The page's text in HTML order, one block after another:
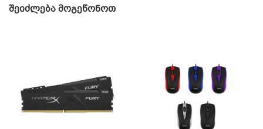
ᲨᲔᲘᲫᲚᲔᲑᲐ ᲛᲝᲒᲔᲬᲝᲜᲝᲗ